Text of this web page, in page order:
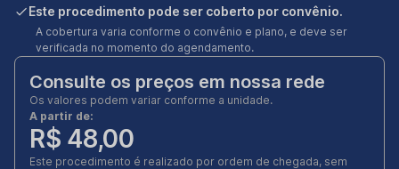
Este procedimento pode ser coberto por convênio.
A cobertura varia conforme o convênio e plano, e deve ser
verificada no momento do agendamento.
Consulte os preços em nossa rede
Os valores podem variar conforme a unidade.
A partir de:
R$ 48,00
Este procedimento é realizado por ordem de chegada, sem